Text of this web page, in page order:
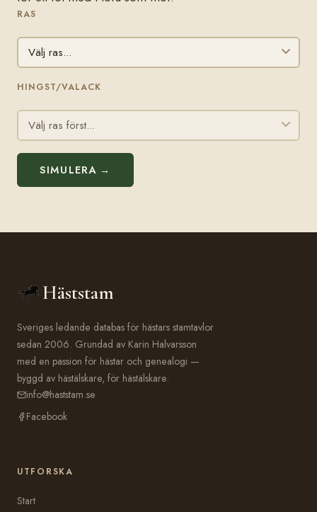
RAS
HINGST/VALACK
SIMULERA →
Häststam
Sveriges ledande databas för hästars stamtavlor
sedan 2006. Grundad av Karin Halvarsson
med en passion för hästar och genealogi —
byggd av hästälskare, för hästälskare.
info@haststam.se
Facebook
UTFORSKA
Start